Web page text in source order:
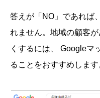
答えが「NO」であれば
れません。地域の顧客
くするには、 Googleマ
ることをおすすめします